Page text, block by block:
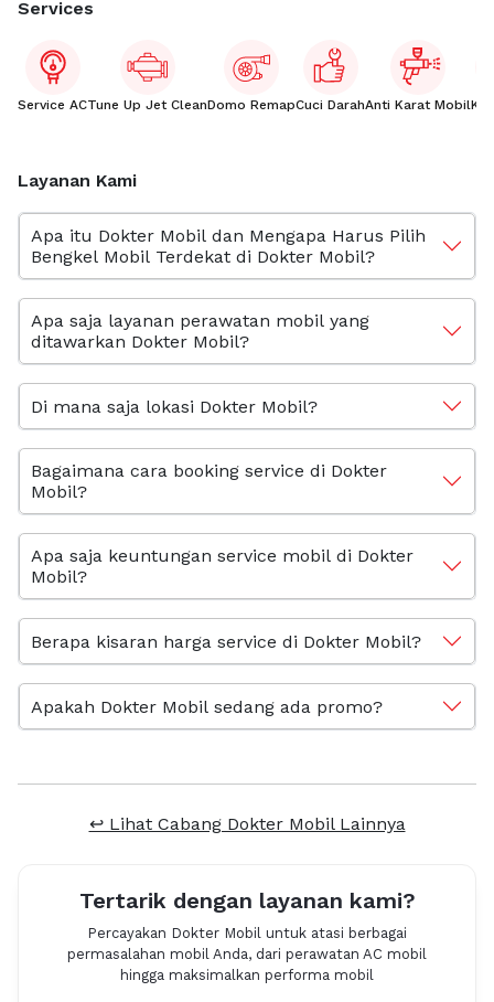
Services
Service ACTune Up Jet CleanDomo RemapCuci DarahAnti Karat Mobil
Layanan Kami
Apa itu Dokter Mobil dan Mengapa Harus Pilih
Bengkel Mobil Terdekat di Dokter Mobil?
Apa saja layanan perawatan mobil yang
ditawarkan Dokter Mobil?
Di mana saja lokasi Dokter Mobil?
Bagaimana cara booking service di Dokter
Mobil?
Apa saja keuntungan service mobil di Dokter
Mobil?
Berapa kisaran harga service di Dokter Mobil?
Apakah Dokter Mobil sedang ada promo?
↩ Lihat Cabang Dokter Mobil Lainnya
Tertarik dengan layanan kami?
Percayakan Dokter Mobil untuk atasi berbagai
permasalahan mobil Anda, dari perawatan AC mobil
hingga maksimalkan performa mobil